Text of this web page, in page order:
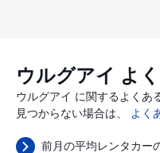
ウルグアイ よ
ウルグアイ に関するよくあ
見つからない場合は、
よく
前月の平均レンタカー